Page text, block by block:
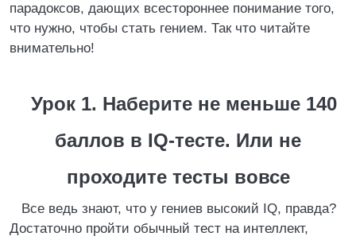
парадоксов, дающих всестороннее понимание того,
что нужно, чтобы стать гением. Так что читайте
внимательно!
Урок 1. Наберите не меньше 140
баллов в IQ-тесте. Или не
проходите тесты вовсе
Все ведь знают, что у гениев высокий IQ, правда?
Достаточно пройти обычный тест на интеллект,